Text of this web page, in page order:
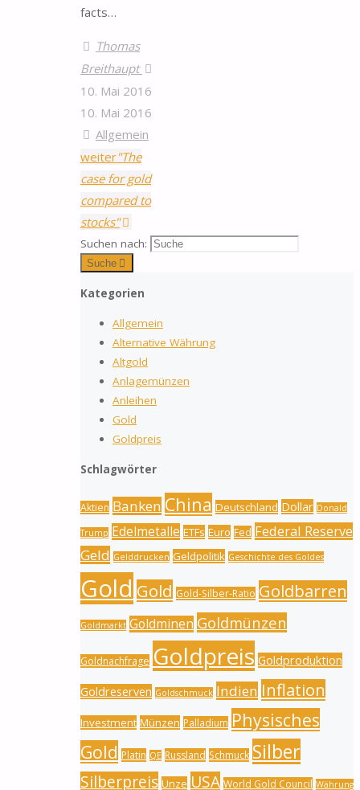
facts…
Thomas
Breithaupt
10. Mai 2016
10. Mai 2016
Allgemein
weiter"The
case for gold
compared to
stocks"
Suchen nach:
Suche
Kategorien
Allgemein
Alternative Währung
Altgold
Anlagemünzen
Anleihen
Gold
Goldpreis
Schlagwörter
Aktien Banken China Deutschland Dollar Donald
Trump Edelmetalle ETFs Euro Fed Federal Reserve
Geld Gelddrucken Geldpolitik Geschichte des Goldes
Gold Gold Gold-Silber-Ratio Goldbarren
Goldmarkt Goldminen Goldmünzen
Goldnachfrage Goldpreis Goldproduktion
Goldreserven Goldschmuck Indien Inflation
Investment Münzen Palladium Physisches
Gold Platin QE Russland Schmuck Silber
Silberpreis Unze USA World Gold Council Währung